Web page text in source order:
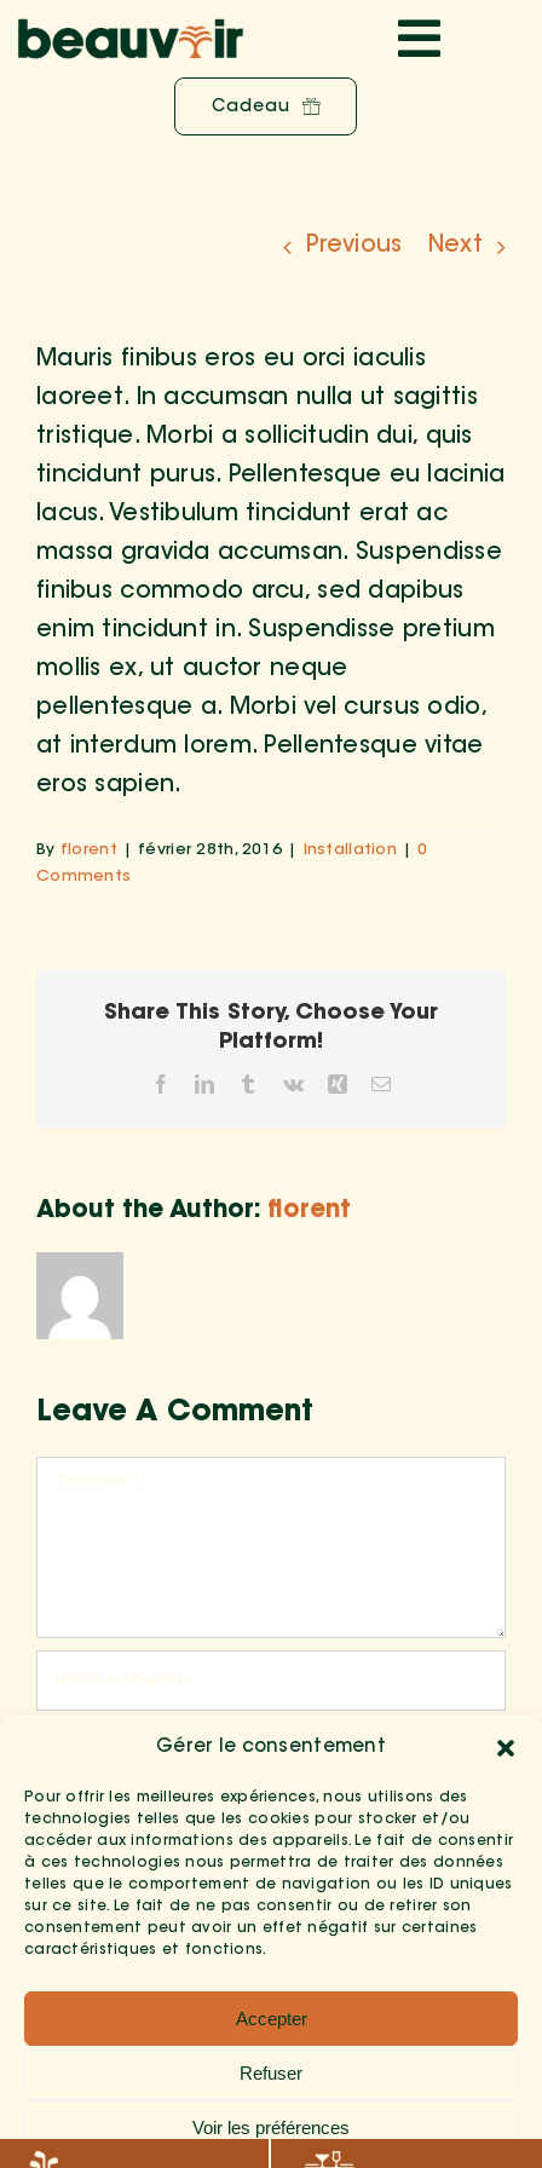
Gérer le consentement
Pour offrir les meilleures expériences, nous utilisons des
technologies telles que les cookies pour stocker et/ou
accéder aux informations des appareils. Le fait de consentir
à ces technologies nous permettra de traiter des données
telles que le comportement de navigation ou les ID uniques
sur ce site. Le fait de ne pas consentir ou de retirer son
consentement peut avoir un effet négatif sur certaines
caractéristiques et fonctions.
Accepter
Refuser
Voir les préférences
Skip
to
Partenaires
Actualités
Cadeau
Are the prebuilt websites fully
customizable?
Previous Next
Mauris finibus eros eu orci iaculis
laoreet. In accumsan nulla ut sagittis
tristique. Morbi a sollicitudin dui, quis
tincidunt purus. Pellentesque eu lacinia
lacus. Vestibulum tincidunt erat ac
massa gravida accumsan. Suspendisse
finibus commodo arcu, sed dapibus
enim tincidunt in. Suspendisse pretium
mollis ex, ut auctor neque
pellentesque a. Morbi vel cursus odio,
at interdum lorem. Pellentesque vitae
eros sapien.
By florent février 28th, 2016 Installation
0
Comments
Share This Story, Choose Your
Platform!
FacebookLinkedInTumblrVk XingEmail
About the Author: florent
Leave A Comment
Save my name, email, and website in
this browser for the next time I
comment.